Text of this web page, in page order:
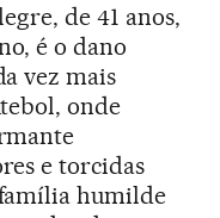
de 41 anos,
é o dano
vez mais
onde
e torcidas
humilde